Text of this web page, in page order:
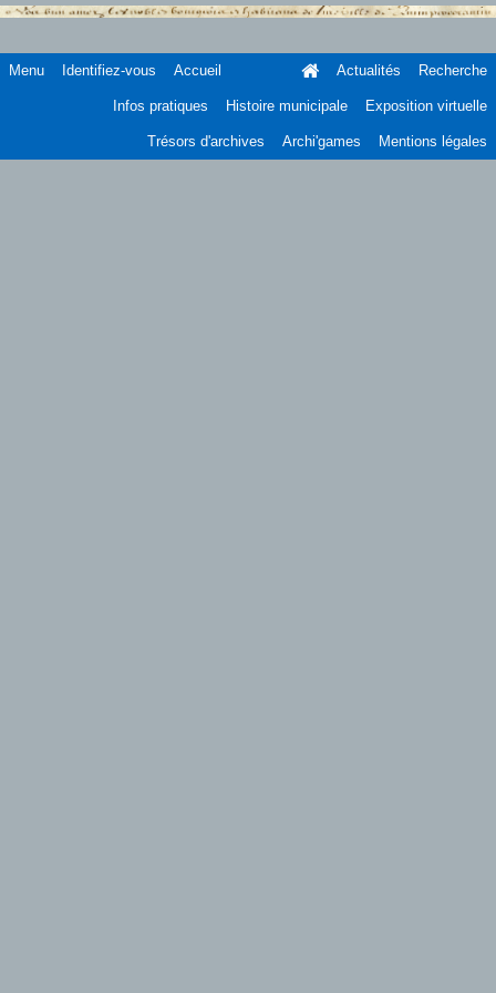
Menu Identifiez-vous Accueil Actualités Recherche
Infos pratiques Histoire municipale Exposition virtuelle
Trésors d'archives Archi'games Mentions légales